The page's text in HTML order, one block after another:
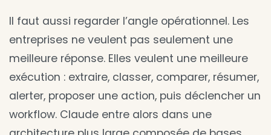
Il faut aussi regarder l’angle opérationnel. Les
entreprises ne veulent pas seulement une
meilleure réponse. Elles veulent une meilleure
exécution : extraire, classer, comparer, résumer,
alerter, proposer une action, puis déclencher un
workflow. Claude entre alors dans une